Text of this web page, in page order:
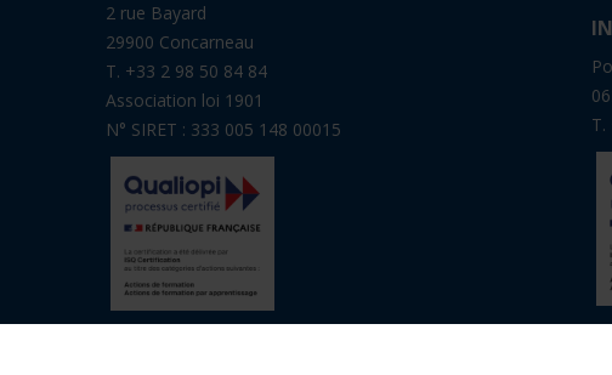
2 rue Bayard
29900 Concarneau
T. +33 2 98 50 84 84
Association loi 1901
N° SIRET : 333 005 148 00015
T.